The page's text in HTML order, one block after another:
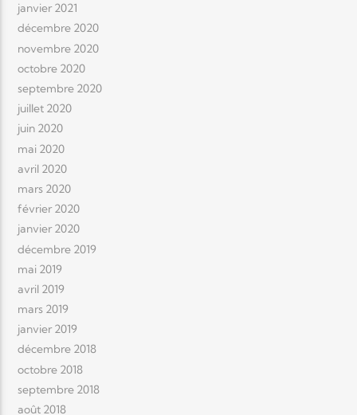
janvier 2021
décembre 2020
novembre 2020
octobre 2020
septembre 2020
juillet 2020
juin 2020
mai 2020
avril 2020
mars 2020
février 2020
janvier 2020
décembre 2019
mai 2019
avril 2019
mars 2019
janvier 2019
décembre 2018
octobre 2018
septembre 2018
août 2018